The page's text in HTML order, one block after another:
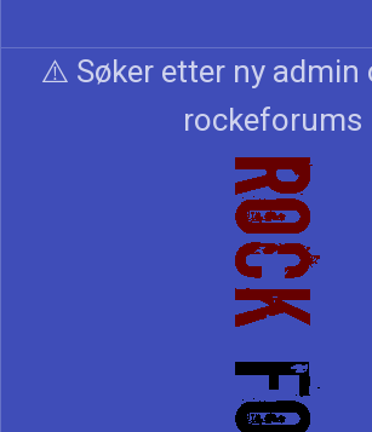
⚠️ Søker etter ny admin
rockeforums